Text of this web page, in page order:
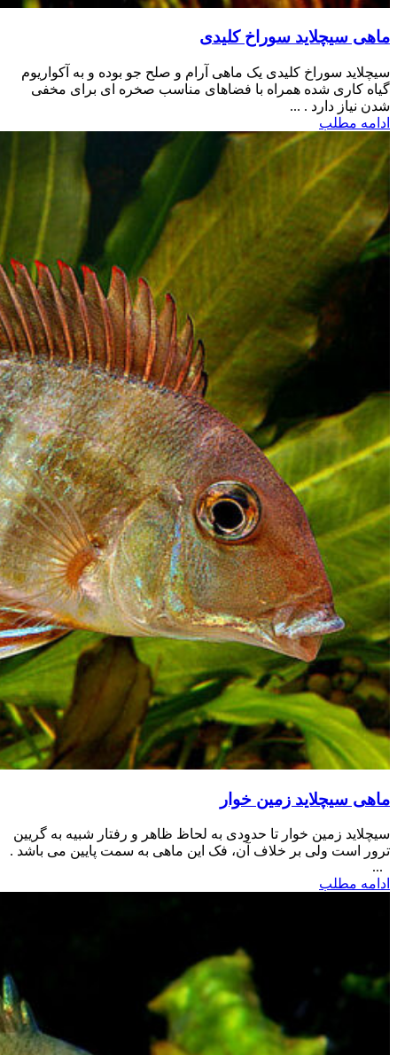
ماهی سیچلاید سوراخ کلیدی
سیچلاید سوراخ کلیدی یک ماهی آرام و صلح جو بوده و به آکواریوم
گیاه کاری شده همراه با فضاهای مناسب صخره ای برای مخفی
شدن نیاز دارد . ...
ادامه مطلب
ماهی سیچلاید زمین خوار
سیچلاید زمین خوار تا حدودی به لحاظ ظاهر و رفتار شبیه به گریین
ترور است ولی بر خلاف آن، فک این ماهی به سمت پایین می باشد .
...
ادامه مطلب